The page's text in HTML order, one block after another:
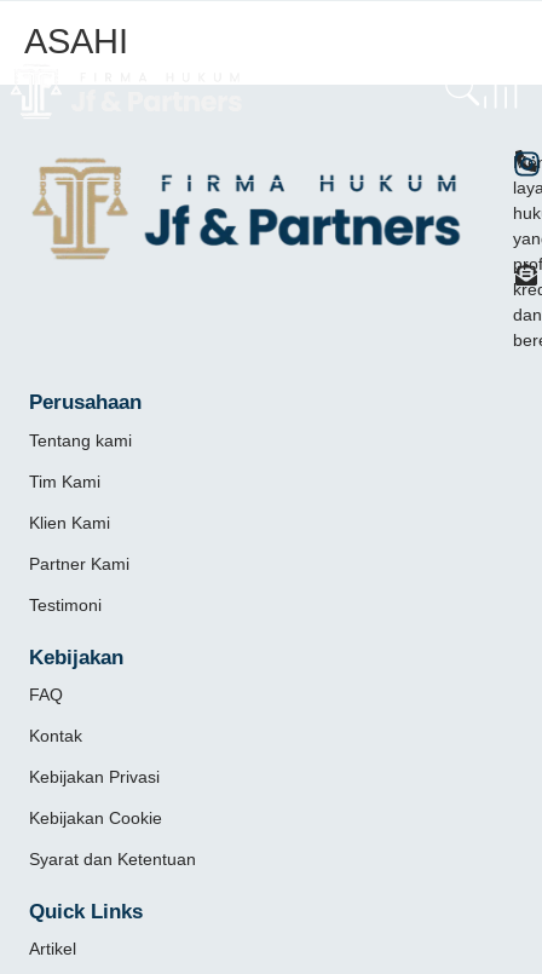
ASAHI
dan
Perusahaan
Tentang kami
Tim Kami
Klien Kami
Partner Kami
Testimoni
Kebijakan
FAQ
Kontak
Kebijakan Privasi
Kebijakan Cookie
Syarat dan Ketentuan
Quick Links
Artikel